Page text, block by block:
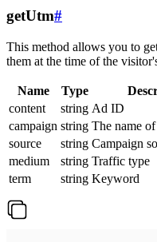
getUtm#
This method allows you to
them at the time of the
Name Type
content
string Ad ID
campaign string The name
source
string Campaign
medium
string Traffic type
term
string Keyword